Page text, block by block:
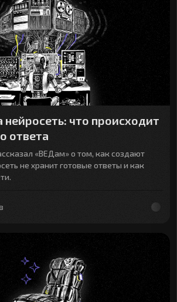
нейросеть: что происходит
ответа
«ВЕДам» о том, как создают
не хранит готовые ответы и как